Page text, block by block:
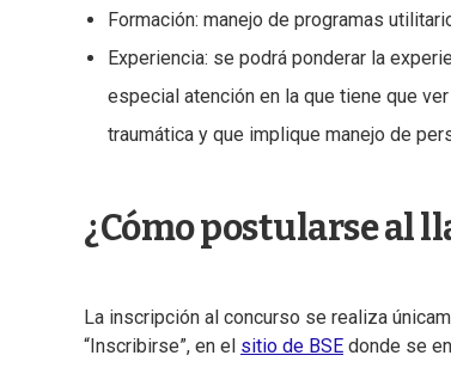
Formación: manejo de programas
Experiencia: se podrá ponderar la
especial atención en la que tiene que
traumática y que implique manejo de
¿Cómo postularse al
La inscripción al concurso se realiza
“Inscribirse”, en el sitio de BSE donde se